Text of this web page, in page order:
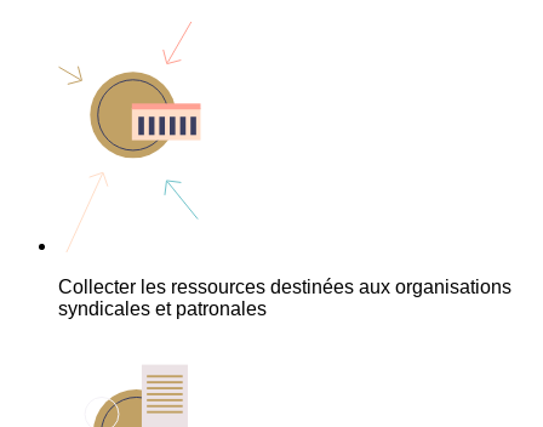
Collecter les ressources destinées aux organisations
syndicales et patronales